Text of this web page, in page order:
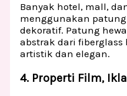
Banyak hotel, mall,
menggunakan
dekoratif. Patung
abstrak dari fiberglass
artistik dan elegan.
4. Properti Film,